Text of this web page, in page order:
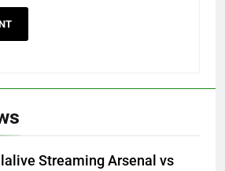
Streaming Arsenal vs